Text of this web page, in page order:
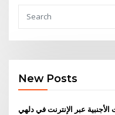
New Posts
عبر الإنترنت في دلهي